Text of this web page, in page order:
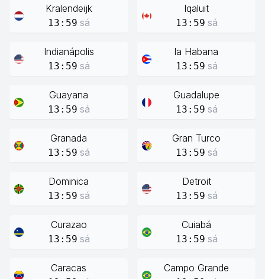
Kralendeijk
13:59 sá
Iqaluit
13:59 sá
Indianápolis
13:59 sá
la Habana
13:59 sá
Guayana
13:59 sá
Guadalupe
13:59 sá
Granada
13:59 sá
Gran Turco
13:59 sá
Dominica
13:59 sá
Detroit
13:59 sá
Curazao
13:59 sá
Cuiabá
13:59 sá
Caracas Campo Grande